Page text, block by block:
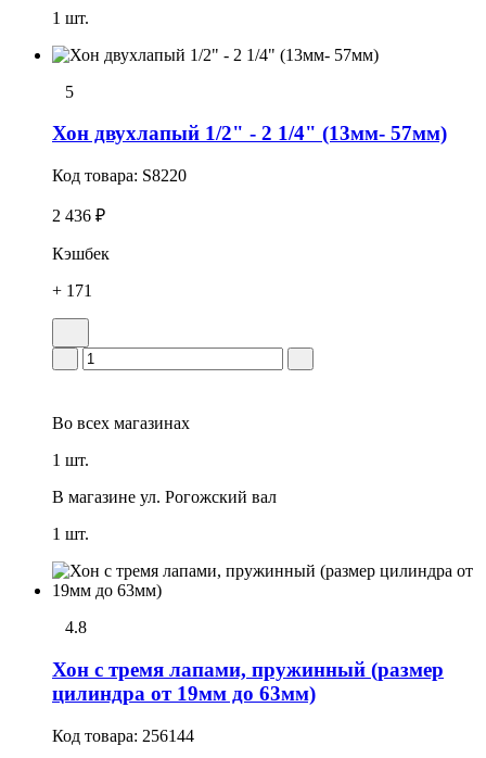
1 шт.
5
Хон двухлапый 1/2" - 2 1/4" (13мм- 57мм)
Код товара: S8220
2 436 ₽
Кэшбек
+ 171
Во всех магазинах
1 шт.
В магазине ул. Рогожский вал
1 шт.
4.8
Хон с тремя лапами, пружинный (размер
цилиндра от 19мм до 63мм)
Код товара: 256144